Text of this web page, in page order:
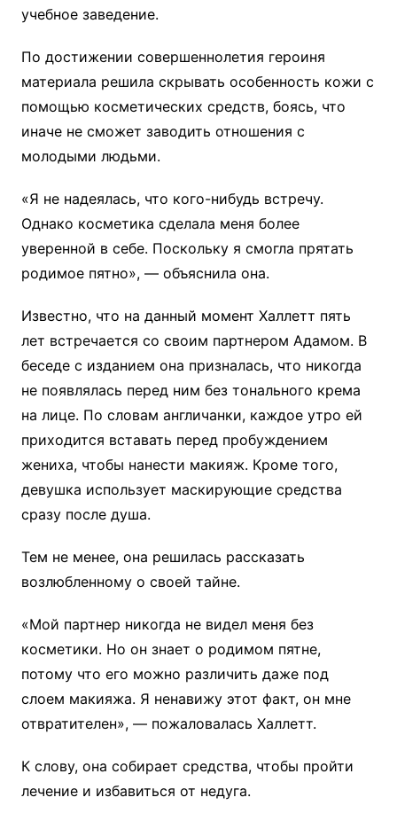
учебное заведение.
По достижении совершеннолетия героиня
материала решила скрывать особенность кожи с
помощью косметических средств, боясь, что
иначе не сможет заводить отношения с
молодыми людьми.
«Я не надеялась, что кого-нибудь встречу.
Однако косметика сделала меня более
уверенной в себе. Поскольку я смогла прятать
родимое пятно», — объяснила она.
Известно, что на данный момент Халлетт пять
лет встречается со своим партнером Адамом. В
беседе с изданием она призналась, что никогда
не появлялась перед ним без тонального крема
на лице. По словам англичанки, каждое утро ей
приходится вставать перед пробуждением
жениха, чтобы нанести макияж. Кроме того,
девушка использует маскирующие средства
сразу после душа.
Тем не менее, она решилась рассказать
возлюбленному о своей тайне.
«Мой партнер никогда не видел меня без
косметики. Но он знает о родимом пятне,
потому что его можно различить даже под
слоем макияжа. Я ненавижу этот факт, он мне
отвратителен», — пожаловалась Халлетт.
К слову, она собирает средства, чтобы пройти
лечение и избавиться от недуга.